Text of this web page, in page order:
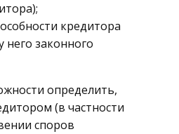
кредитора
него законного
определить,
(в частности
споров